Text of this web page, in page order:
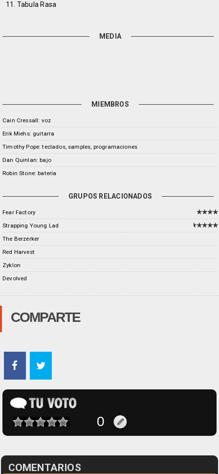
11. Tabula Rasa
MEDIA
MIEMBROS
Cain Cressall: voz
Erik Miehs: guitarra
Timothy Pope: teclados, samples, programaciones
Dan Quinlan: bajo
Robin Stone: batería
GRUPOS RELACIONADOS
Fear Factory
Strapping Young Lad
The Berzerker
Red Harvest
Zyklon
Devolved
COMPARTE
COMENTARIOS